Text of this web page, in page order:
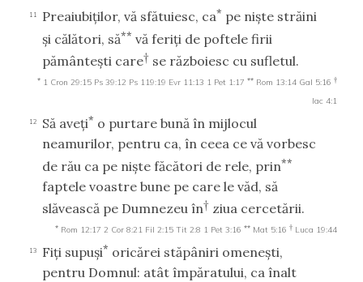
11 Preaiubiţilor, vă sfătuiesc, ca* pe nişte străini
şi călători, să** vă feriţi de poftele firii
pământeşti care† se războiesc cu sufletul.
* 1 Cron 29:15 Ps 39:12 Ps 119:19 Evr 11:13 1 Pet 1:17 ** Rom 13:14 Gal 5:16 †
Iac 4:1
12 Să aveţi* o purtare bună în mijlocul
neamurilor, pentru ca, în ceea ce vă vorbesc
de rău ca pe nişte făcători de rele, prin**
faptele voastre bune pe care le văd, să
slăvească pe Dumnezeu în† ziua cercetării.
* Rom 12:17 2 Cor 8:21 Fil 2:15 Tit 2:8 1 Pet 3:16 ** Mat 5:16 † Luca 19:44
13 Fiţi supuşi* oricărei stăpâniri omeneşti,
pentru Domnul: atât împăratului, ca înalt